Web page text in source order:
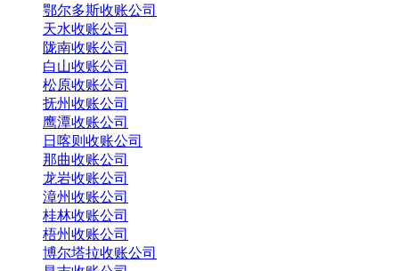
鄂尔多斯收账公司
天水收账公司
陇南收账公司
白山收账公司
松原收账公司
抚州收账公司
鹰潭收账公司
日喀则收账公司
那曲收账公司
龙岩收账公司
漳州收账公司
桂林收账公司
梧州收账公司
博尔塔拉收账公司